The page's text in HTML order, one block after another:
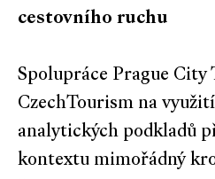
cestovního ruchu
Spolupráce Prague City
CzechTourism na
analytických podkladů
kontextu mimořádný